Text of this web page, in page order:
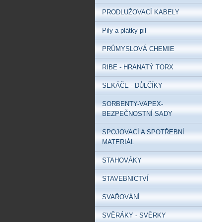
PRODLUŽOVACÍ KABELY
Pily a plátky pil
PRŮMYSLOVÁ CHEMIE
RIBE - HRANATÝ TORX
SEKÁČE - DŮLČÍKY
SORBENTY-VAPEX-
BEZPEČNOSTNÍ SADY
SPOJOVACÍ A SPOTŘEBNÍ
MATERIÁL
STAHOVÁKY
STAVEBNICTVÍ
SVAŘOVÁNÍ
SVĚRÁKY - SVĚRKY